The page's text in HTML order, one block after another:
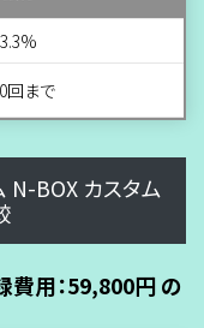
3.3%
回まで
N-BOX カスタム
用：59,800円 の